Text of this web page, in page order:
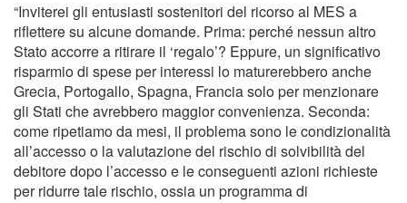
“Inviterei gli entusiasti sostenitori del ricorso al MES a
riflettere su alcune domande. Prima: perché nessun altro
Stato accorre a ritirare il ‘regalo’? Eppure, un significativo
risparmio di spese per interessi lo maturerebbero anche
Grecia, Portogallo, Spagna, Francia solo per menzionare
gli Stati che avrebbero maggior convenienza. Seconda:
come ripetiamo da mesi, il problema sono le condizionalità
all’accesso o la valutazione del rischio di solvibilità del
debitore dopo l’accesso e le conseguenti azioni richieste
per ridurre tale rischio, ossia un programma di